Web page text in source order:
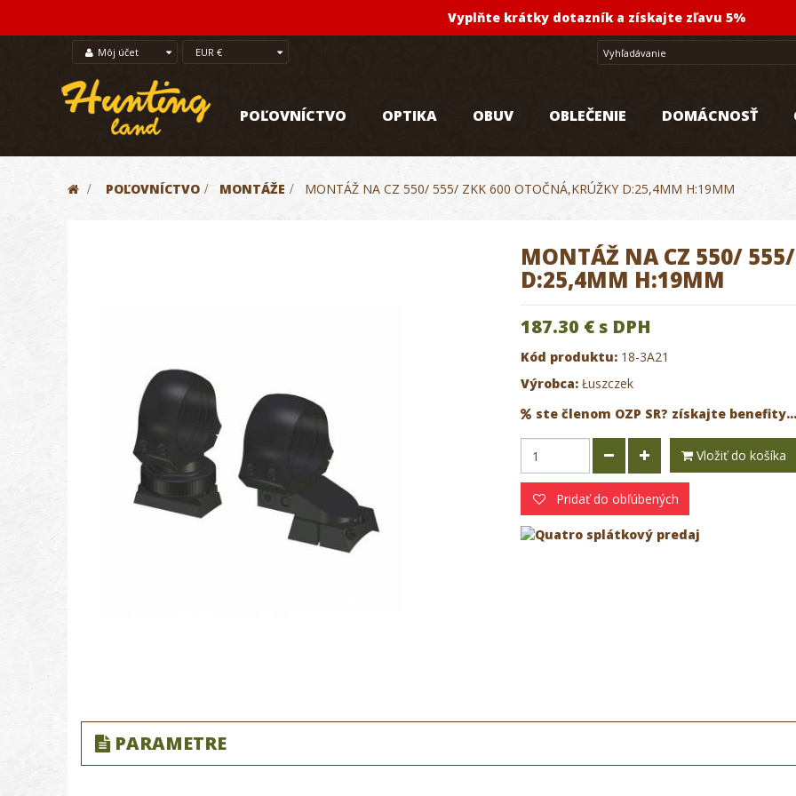
Vyplňte krátky dotazník a získajte zľavu 5%
Môj účet EUR €
POĽOVNÍCTVO OPTIKA OBUV OBLEČENIE DOMÁCNOSŤ
> POĽOVNÍCTVO > MONTÁŽE > MONTÁŽ NA CZ 550/ 555/ ZKK 600 OTOČNÁ,KRÚŽKY D:25,4MM H:19MM
MONTÁŽ NA CZ 550/
D:25,4MM H:19MM
187.30 €s DPH
Kód produktu: 18-3A21
Výrobca: Łuszczek
ste členom OZP SR? získajte benefity...
Vložiť do košíka
Pridať do obľúbených
PARAMETRE